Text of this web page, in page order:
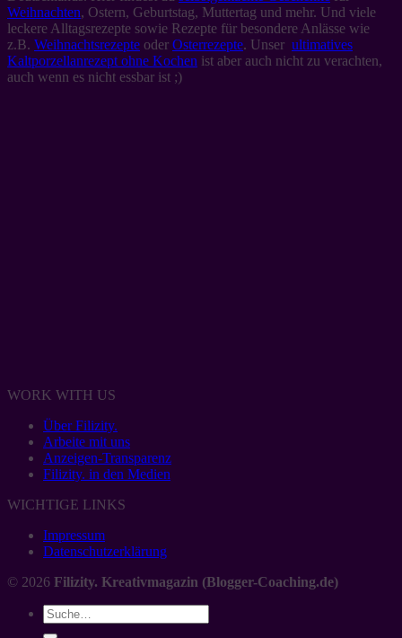
Weihnachten, Ostern, Geburtstag, Muttertag und mehr. Und viele
leckere Alltagsrezepte sowie Rezepte für besondere Anlässe wie
z.B. Weihnachtsrezepte oder Osterrezepte. Unser ultimatives
Kaltporzellanrezept ohne Kochen ist aber auch nicht zu verachten,
auch wenn es nicht essbar ist ;)
WORK WITH US
Über Filizity.
Arbeite mit uns
Anzeigen-Transparenz
Filizity. in den Medien
WICHTIGE LINKS
Impressum
Datenschutzerklärung
© 2026 Filizity. Kreativmagazin (Blogger-Coaching.de)